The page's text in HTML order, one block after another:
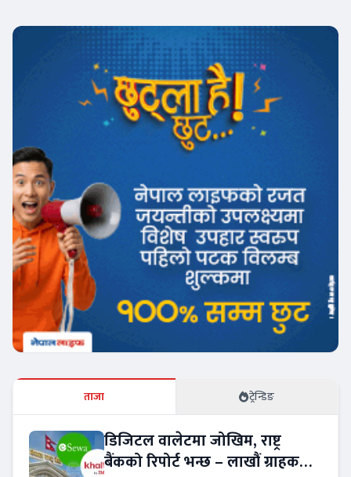
ताजा ट्रेन्डिङ
डिजिटल वालेटमा जोखिम, राष्ट्र
बैंकको रिपोर्ट भन्छ – लाखौं ग्राहकको